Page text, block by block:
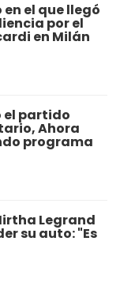
el que llegó
por el
en Milán
el partido
Ahora
programa
Legrand
su auto: "Es